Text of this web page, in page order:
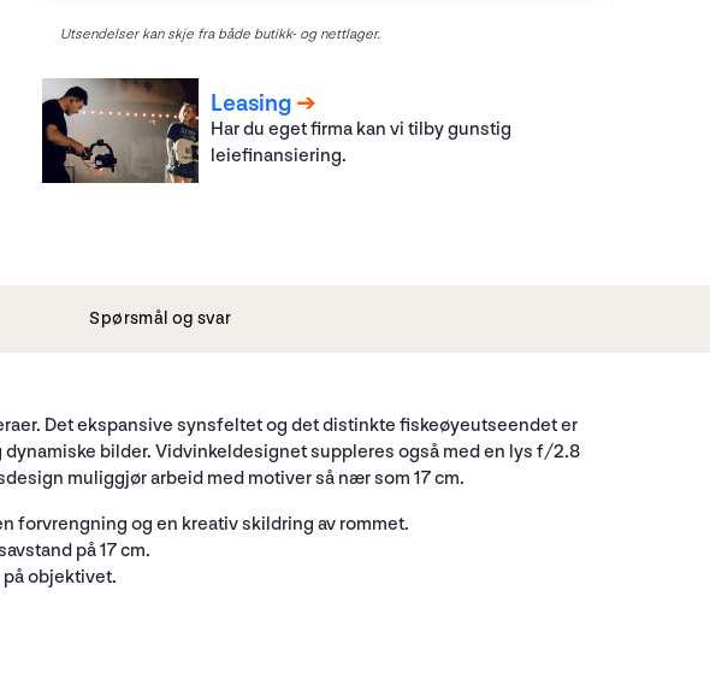
Utsendelser kan skje fra både butikk- og nettlager.
Leasing
Har du eget firma kan vi tilby gunstig
leiefinansiering.
Spørsmål og svar
Det ekspansive synsfeltet og det distinkte fiskeøyeutseendet er
bilder. Vidvinkeldesignet suppleres også med en lys f/2.8
muliggjør arbeid med motiver så nær som 17 cm.
forvrengning og en kreativ skildring av rommet.
på 17 cm.
objektivet.